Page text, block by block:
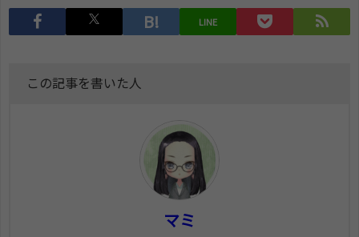
LINE
この記事を書いた人
マミ